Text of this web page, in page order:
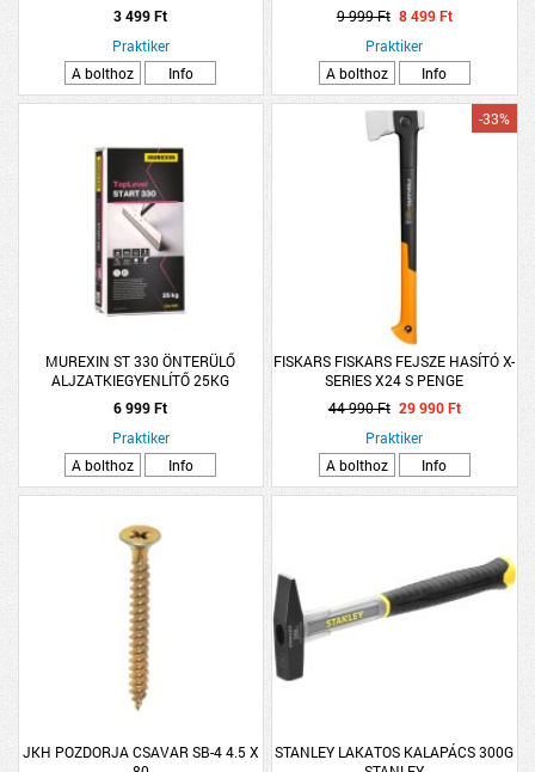
3 499 Ft
Praktiker
A bolthoz
Info
9 999 Ft 8 499 Ft
Praktiker
A bolthoz
Info
MUREXIN ST 330 ÖNTERÜLŐ
ALJZATKIEGYENLÍTŐ 25KG
6 999 Ft
Praktiker
A bolthoz
Info
FISKARS FISKARS FEJSZE HASÍTÓ X-
SERIES X24 S PENGE
-33%
44 990 Ft 29 990 Ft
Praktiker
A bolthoz
Info
JKH POZDORJA CSAVAR SB-4 4.5 X
STANLEY LAKATOS KALAPÁCS 300G